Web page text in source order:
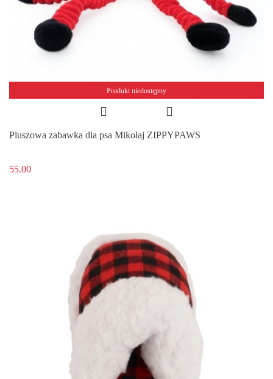
Produkt niedostępny
Pluszowa zabawka dla psa Mikołaj ZIPPYPAWS
55.00